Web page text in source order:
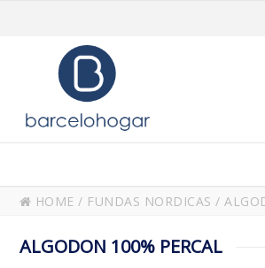
HOME / FUNDAS NORDICAS /
ALGODON 100% PERCAL